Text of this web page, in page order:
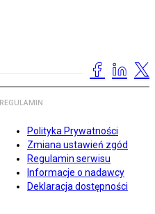
REGULAMIN
Polityka Prywatności
Zmiana ustawień zgód
Regulamin serwisu
Informacje o nadawcy
Deklaracja dostępności